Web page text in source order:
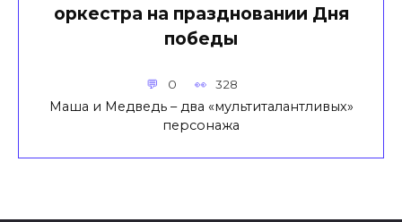
оркестра на праздновании Дня
победы
0 328
Маша и Медведь – два «мультиталантливых»
персонажа